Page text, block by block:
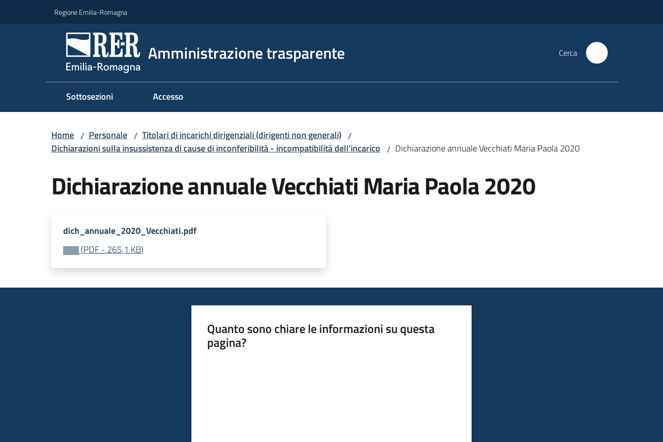
Regione Emilia-Romagna
Amministrazione trasparente Cerca
Sottosezioni Accesso
Home / Personale / Titolari di incarichi dirigenziali (dirigenti non generali) /
Dichiarazioni sulla insussistenza di cause di inconferibilità - incompatibilità dell'incarico / Dichiarazione annuale Vecchiati Maria Paola 2020
Dichiarazione annuale Vecchiati Maria Paola 2020
dich_annuale_2020_Vecchiati.pdf
(PDF- 265,1 KB)
Quanto sono chiare le informazioni su questa
pagina?